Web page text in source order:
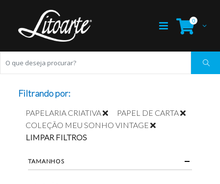
0
Filtrando por:
PAPELARIA CRIATIVA
PAPEL DE CARTA
COLEÇÃO MEU SONHO VINTAGE
LIMPAR FILTROS
TAMANHOS